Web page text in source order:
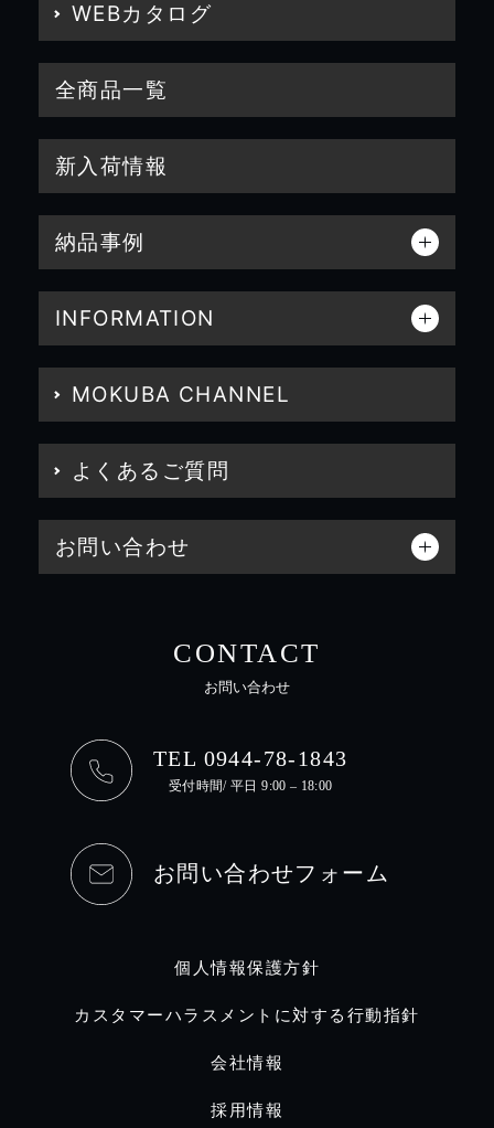
WEBカタログ
全商品一覧
新入荷情報
納品事例
INFORMATION
MOKUBA CHANNEL
よくあるご質問
お問い合わせ
CONTACT
お問い合わせ
TEL 0944-78-1843
受付時間/ 平日 9:00 – 18:00
お問い合わせフォーム
個人情報保護方針
カスタマーハラスメントに対する行動指針
会社情報
採用情報